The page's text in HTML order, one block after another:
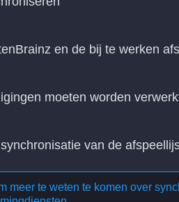
en de bij te werken
moeten worden
van de
meer te weten te komen over